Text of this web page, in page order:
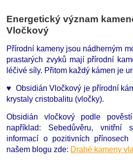
Energetický význam
Vločkový
Přírodní kameny jsou nádherným
prastarých zvyků mají přírodní
léčivé síly. Přitom každý kámen je
♥ Obsidián Vločkový je přírodní
krystaly cristobalitu (vločky).
Obsidián vločkový podle
například: Sebedůvěru,
informací o pozitivních
našem blogu zde: Drahé kameny